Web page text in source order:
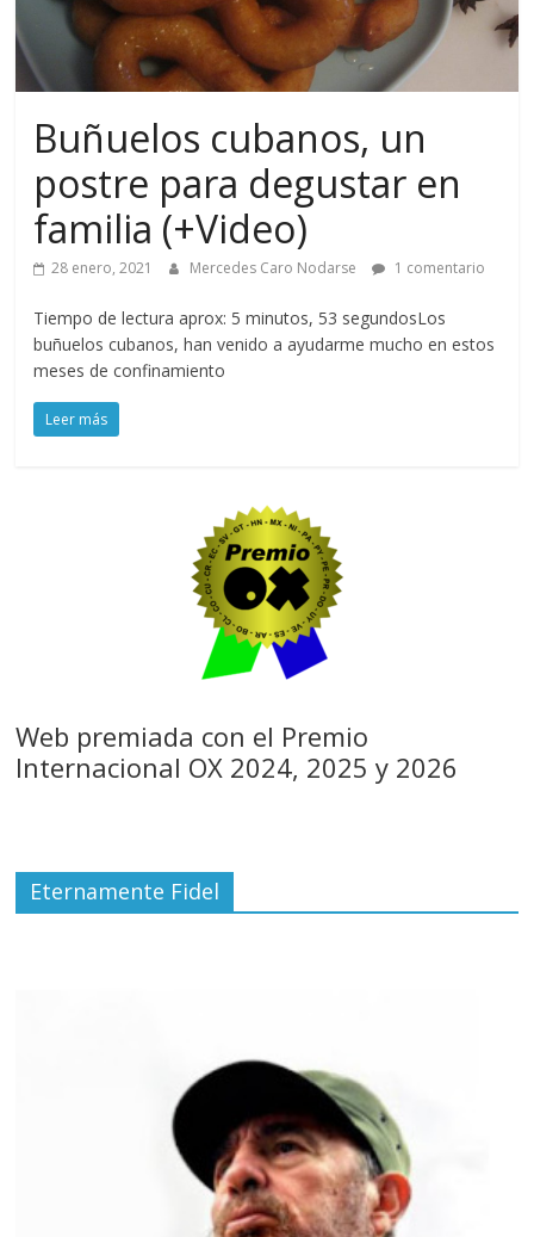
Buñuelos cubanos, un
postre para degustar en
familia (+Video)
28 enero, 2021 Mercedes Caro Nodarse 1 comentario
Tiempo de lectura aprox: 5 minutos, 53 segundosLos
buñuelos cubanos, han venido a ayudarme mucho en estos
meses de confinamiento
Leer más
Web premiada con el Premio
Internacional OX 2024, 2025 y 2026
Eternamente Fidel